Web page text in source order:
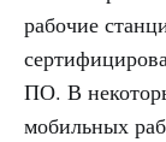
рабочие
ПО. В
мобильных